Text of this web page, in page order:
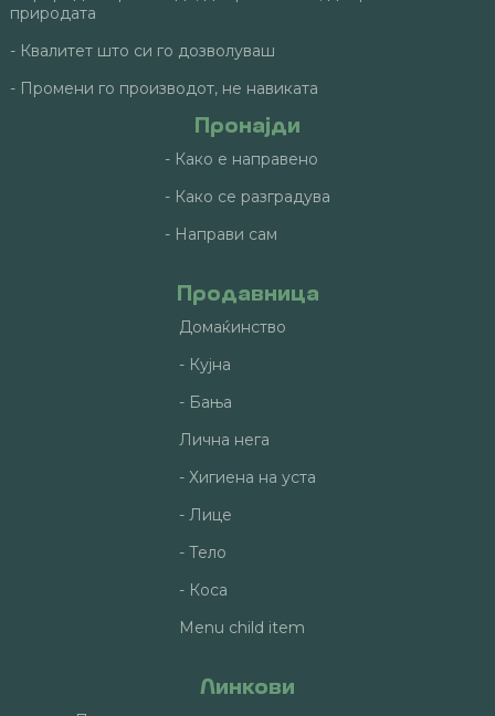
природата
- Квалитет што си го дозволуваш
- Промени го производот, не навиката
Пронајди
- Како е направено
- Како се разградува
- Направи сам
Продавница
Домаќинство
- Кујна
- Бања
Лична нега
- Хигиена на уста
- Лице
- Тело
- Коса
Menu child item
Линкови